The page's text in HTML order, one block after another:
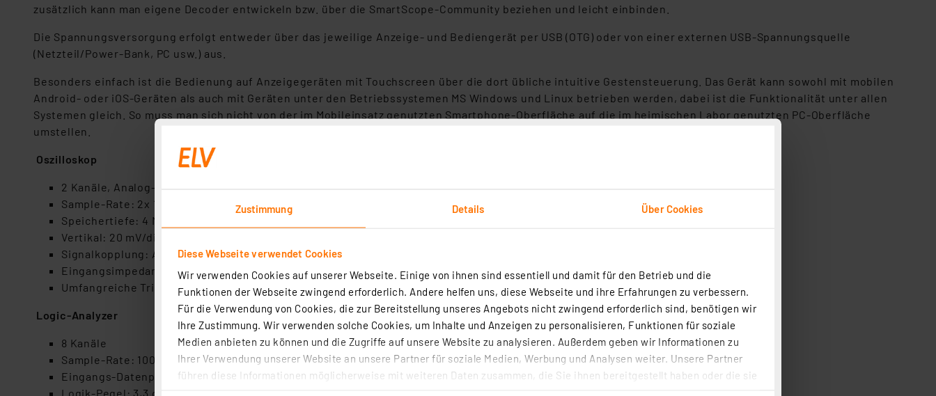
Zustimmung Details Über Cookies
Diese Webseite verwendet Cookies
Wir verwenden Cookies auf unserer Webseite. Einige von ihnen sind essentiell und damit für den Betrieb und die
Funktionen der Webseite zwingend erforderlich. Andere helfen uns, diese Webseite und ihre Erfahrungen zu verbessern.
Für die Verwendung von Cookies, die zur Bereitstellung unseres Angebots nicht zwingend erforderlich sind, benötigen wir
Ihre Zustimmung. Wir verwenden solche Cookies, um Inhalte und Anzeigen zu personalisieren, Funktionen für soziale
Medien anbieten zu können und die Zugriffe auf unsere Website zu analysieren. Außerdem geben wir Informationen zu
Ihrer Verwendung unserer Website an unsere Partner für soziale Medien, Werbung und Analysen weiter. Unsere Partner
führen diese Informationen möglicherweise mit weiteren Daten zusammen, die Sie ihnen bereitgestellt haben oder die sie
zusätzlich kann man eigene Decoder entwickeln bzw. über die SmartScope-Community beziehen und leicht einbinden.
Die Spannungsversorgung erfolgt entweder über das jeweilige Anzeige- und Bediengerät per USB (OTG) oder von einer externen USB-Spannungsquelle
(Netzteil/Power-Bank, PC usw.) aus.
Besonders einfach ist die Bedienung auf Anzeigegeräten mit Touchscreen über die dort übliche intuitive Gestensteuerung. Das Gerät kann sowohl mit mobilen
Android- oder iOS-Geräten als auch mit Geräten unter den Betriebssystemen MS Windows und Linux betrieben werden, dabei ist die Funktionalität unter allen
Systemen gleich. So muss man sich nicht von der im Mobileinsatz genutzten Smartphone-Oberfläche auf die im heimischen Labor genutzten PC-Oberfläche
umstellen.
Oszilloskop
2 Kanäle, Analog-Bandbreite: 45 MHz (-3 dB)
Sample-Rate: 2x 100 MS/s, 8 Bit
Speichertiefe: 4 Mio. Samples/Kanal
Vertikal: 20 mV/div bis 10 V/div (max. ±35 V Eingangsspannung)
Signalkopplung: AC/DC
Eingangsimpedanz: 1 MΩ II 10 pF
Umfangreiche Triggermöglichkeiten, u. a. Pre-/Posttrigger, externe Triggerung
Logic-Analyzer
8 Kanäle
Sample-Rate: 100 MS/s
Eingangs-Datenpuffer: 4 MS
Logik-Pegel: 3,3 oder 5 V